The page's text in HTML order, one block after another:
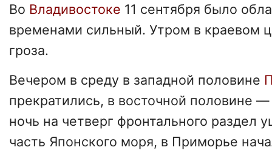
Во Владивостоке 11 сентября было
временами сильный. Утром в краевом
гроза.
Вечером в среду в западной половине
прекратились, в восточной половине
ночь на четверг фронтального раздел
часть Японского моря, в Приморье